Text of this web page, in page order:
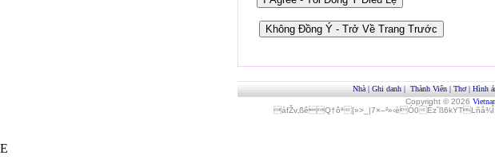
Nhà | Ghi danh | Thành Viên | Thơ| Hình
Copyright © 2026
áfŽv‚ßêQ†ôª[»>_|7×–²»‹èÓ0
E